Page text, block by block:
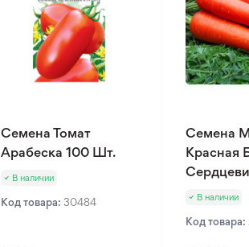
Семена Томат
Арабеска 100 Шт.
В наличии
Код товара: 30484
Семена
Красная
В наличии
Код товара: